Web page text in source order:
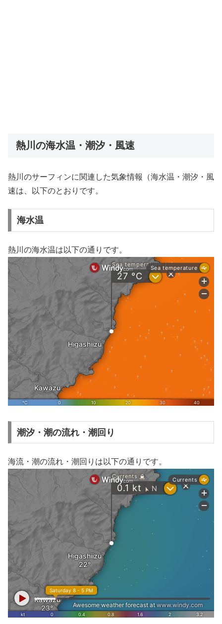
熱川の海水温・潮汐・風速
熱川のサーフィンに関連した気象情報（海水温・潮汐・風
速は、以下のとおりです。
海水温
熱川の海水温は以下の通りです。
潮汐・潮の流れ・潮回り
海流・潮の流れ・潮回りは以下の通りです。